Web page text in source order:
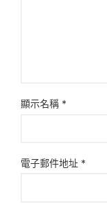
顯示名稱 *
電子郵件地址 *